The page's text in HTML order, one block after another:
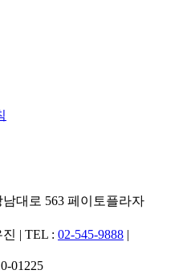
대로 563 페이토플라자
| TEL : 02-545-9888 |
01225